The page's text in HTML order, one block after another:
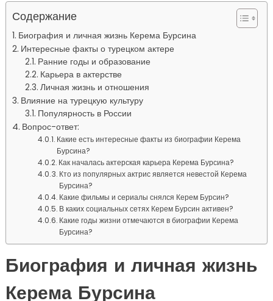
Содержание
Биография и личная жизнь Керема Бурсина
Интересные факты о турецком актере
Ранние годы и образование
Карьера в актерстве
Личная жизнь и отношения
Влияние на турецкую культуру
Популярность в России
Вопрос-ответ:
Какие есть интересные факты из биографии Керема
Бурсина?
Как началась актерская карьера Керема Бурсина?
Кто из популярных актрис является невестой Керема
Бурсина?
Какие фильмы и сериалы снялся Керем Бурсин?
В каких социальных сетях Керем Бурсин активен?
Какие годы жизни отмечаются в биографии Керема
Бурсина?
Биография и личная жизнь
Керема Бурсина